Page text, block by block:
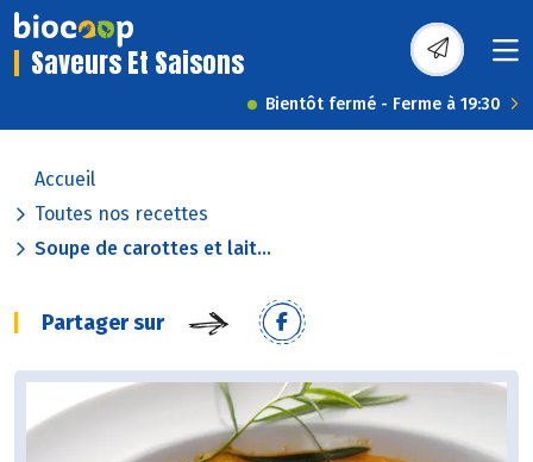
Saveurs Et Saisons
Bientôt fermé - Ferme à 19:30
Accueil
Toutes nos recettes
Soupe de carottes et lait...
Partager sur